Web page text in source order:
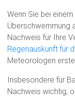
Wenn Sie bei
Überschwemmung
Nachweis für Ihre
Regenauskunft für
Meteorologen
Insbesondere für
Nachweis wichtig,